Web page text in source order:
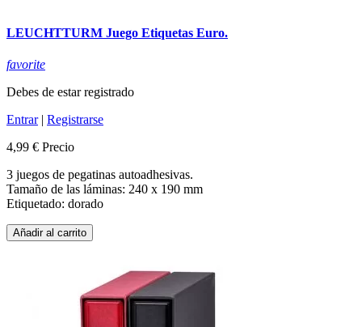
LEUCHTTURM Juego Etiquetas Euro.
favorite
Debes de estar registrado
Entrar| Registrarse
4,99 € Precio
3 juegos de pegatinas autoadhesivas.
Tamaño de las láminas: 240 x 190 mm
Etiquetado: dorado
Añadir al carrito